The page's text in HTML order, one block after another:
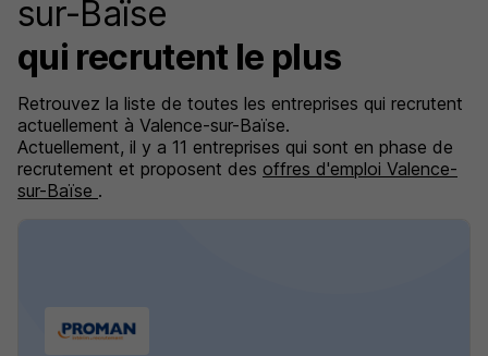
sur-Baïse
qui recrutent le plus
Retrouvez la liste de toutes les entreprises qui recrutent
actuellement à Valence-sur-Baïse.
Actuellement, il y a 11 entreprises qui sont en phase de
recrutement et proposent des offres d'emploi Valence-
sur-Baïse .